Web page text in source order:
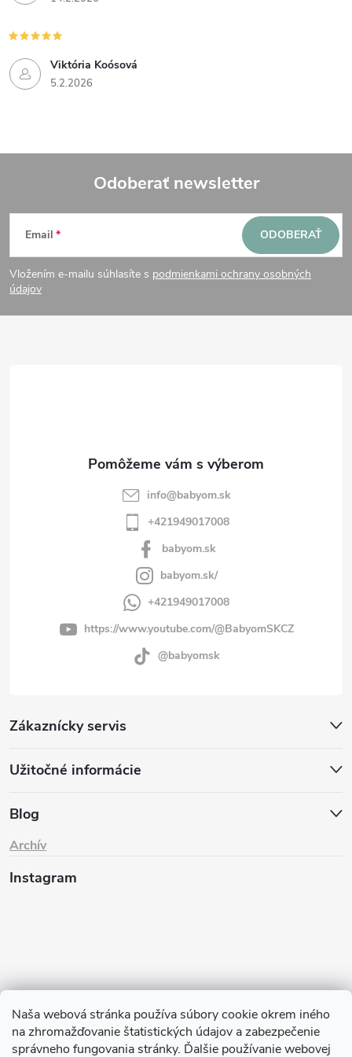
Naša webová stránka používa súbory cookie okrem iného
na zhromažďovanie štatistických údajov a zabezpečenie
správneho fungovania stránky. Ďalšie používanie webovej
k
y
v
p
s
u
Viktória Koósová
5.2.2026
Z
á
p
Odoberať newsletter
Email
Vložením e-mailu súhlasíte s podmienkami ochrany osobných
údajov
ODOBERAŤ
Zákaznícky servis
Užitočné informácie
Blog
Archív
info@babyom.sk
+421949017008
babyom.sk
babyom.sk/
+421949017008
https://www.youtube.com/@BabyomSKCZ
@babyomsk
Instagram
Sledovať na Instagrame